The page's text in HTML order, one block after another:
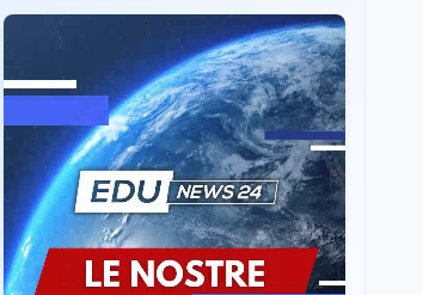
roccia
Scuola6 ago
Posizioni economiche
ATA: la matematica
degli arretrati fino a
4.150 euro
Cultura6 ago
Spesa culturale in
Lombardia da record,
ma la voragine Nord-
Sud triplica